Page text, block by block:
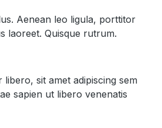
Aenean leo ligula, porttitor
laoreet. Quisque rutrum.
sit amet adipiscing sem
sapien ut libero venenatis